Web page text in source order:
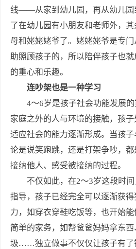
线——从家到幼儿园，再从幼儿园
了在幼儿园有小朋友和老师外，
母和姥姥姥爷了。姥姥姥爷是专
助照顾孩子的，所以陪伴孩子也
的重心和乐趣。
连吵架也是一种学习
4～6岁是孩子社会功能发展的
家庭之外的人与环境的接触，孩子
适应社会的能力逐渐形成。当孩
论是说笑跑跳，还是打架争吵，都
接纳他人、感受被接纳的过程。
不仅如此，在2～3岁这段时间
指导，孩子已经完全可以逐渐获
力，如穿衣穿鞋吃饭等，也开始
简单的家务，如帮爸爸妈妈拿东
圾……独立做事不仅仅让孩子有了